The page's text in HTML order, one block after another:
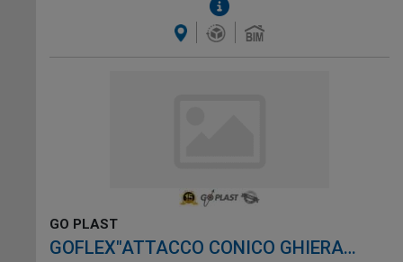
GO PLAST
GOFLEX"ATTACCO CONICO GHIERA